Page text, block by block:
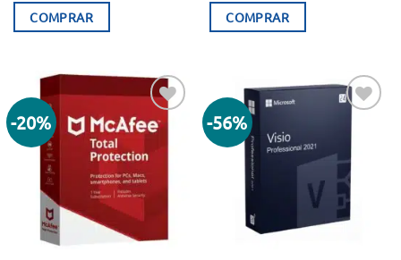
era:
COMPRAR
original
era:
COMPRAR
-20%
Adicionar
desejos
-56%
aos meus
desejos